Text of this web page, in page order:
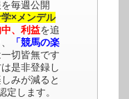
毎週公開
×メンデル
中、利益を追
「競馬の楽
切皆無です
是非登録し
みが減ると
定します。